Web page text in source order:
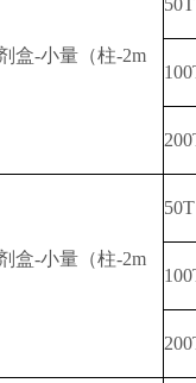
盒-小量（柱-2m
50T
盒-小量（柱-2m
50T